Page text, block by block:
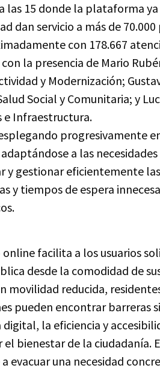
las 15 donde la plataforma
dan servicio a más de
con 178.667
la presencia de Mario
y Modernización;
Social y Comunitaria; y
e Infraestructura.
progresivamente
a las
gestionar eficientemente
y tiempos de espera
facilita a los usuarios
desde la comodidad de
movilidad reducida,
pueden encontrar barreras
la eficiencia y
bienestar de la
evacuar una necesidad